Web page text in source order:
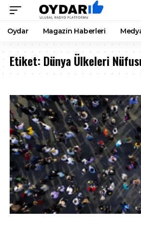
Oydar Magazin Haberleri
Etiket: Dünya Ülkeleri